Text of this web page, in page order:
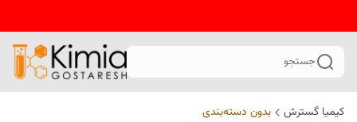
جستجو
کیمیا گسترش بدون دسته‌بندی